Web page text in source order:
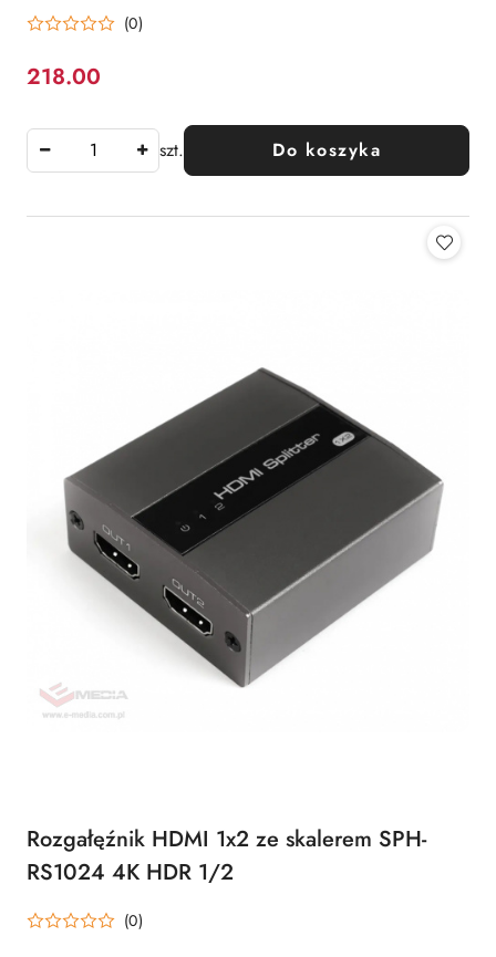
(0)
Cena:
218.00
szt. Do koszyka
Rozgałęźnik HDMI 1x2 ze skalerem SPH-
RS1024 4K HDR 1/2
(0)